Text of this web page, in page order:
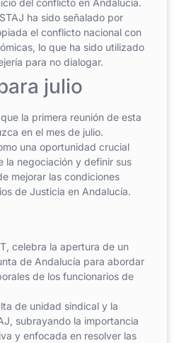
del conflicto en Andalucía.
ha sido señalado por
el conflicto nacional con
lo que ha sido utilizado
para no dialogar.
julio
la primera reunión de esta
en el mes de julio.
una oportunidad crucial
la negociación y definir sus
mejorar las condiciones
de Justicia en Andalucía.
celebra la apertura de un
de Andalucía para abordar
de los funcionarios de
de unidad sindical y la
subrayando la importancia
y enfocada en resolver las